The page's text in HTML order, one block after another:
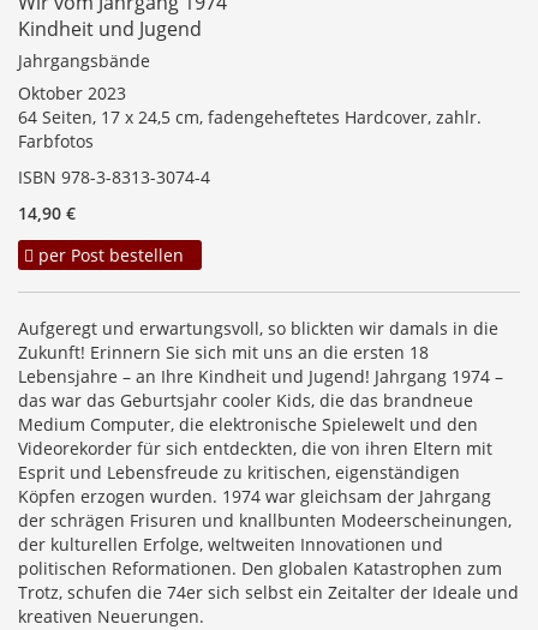
Kindheit und Jugend
Jahrgangsbände
Oktober 2023
64 Seiten, 17 x 24,5 cm, fadengeheftetes Hardcover, zahlr.
Farbfotos
ISBN 978-3-8313-3074-4
14,90 €
per Post bestellen
Aufgeregt und erwartungsvoll, so blickten wir damals in die
Zukunft! Erinnern Sie sich mit uns an die ersten 18
Lebensjahre – an Ihre Kindheit und Jugend! Jahrgang 1974 –
das war das Geburtsjahr cooler Kids, die das brandneue
Medium Computer, die elektronische Spielewelt und den
Videorekorder für sich entdeckten, die von ihren Eltern mit
Esprit und Lebensfreude zu kritischen, eigenständigen
Köpfen erzogen wurden. 1974 war gleichsam der Jahrgang
der schrägen Frisuren und knallbunten Modeerscheinungen,
der kulturellen Erfolge, weltweiten Innovationen und
politischen Reformationen. Den globalen Katastrophen zum
Trotz, schufen die 74er sich selbst ein Zeitalter der Ideale und
kreativen Neuerungen.